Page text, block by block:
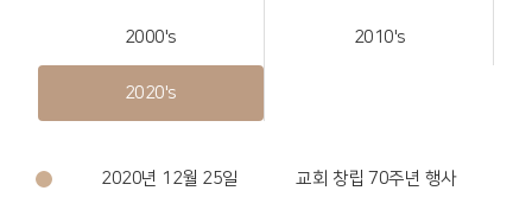
2000's 2010's
2020's
2020년 12월 25일 교회 창립 70주년 행사